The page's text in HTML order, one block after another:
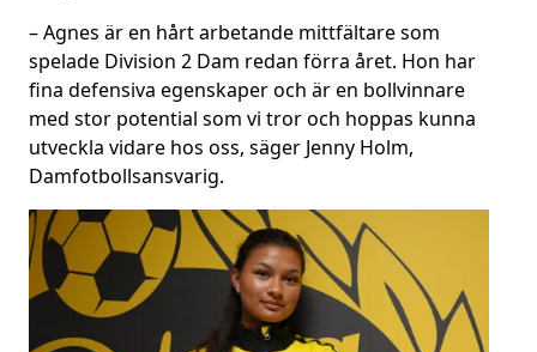
– Agnes är en hårt arbetande mittfältare som
spelade Division 2 Dam redan förra året. Hon har
fina defensiva egenskaper och är en bollvinnare
med stor potential som vi tror och hoppas kunna
utveckla vidare hos oss, säger Jenny Holm,
Damfotbollsansvarig.